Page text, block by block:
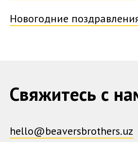
Новогодние
Свяжитесь с
hello@beaversbrothers.uz